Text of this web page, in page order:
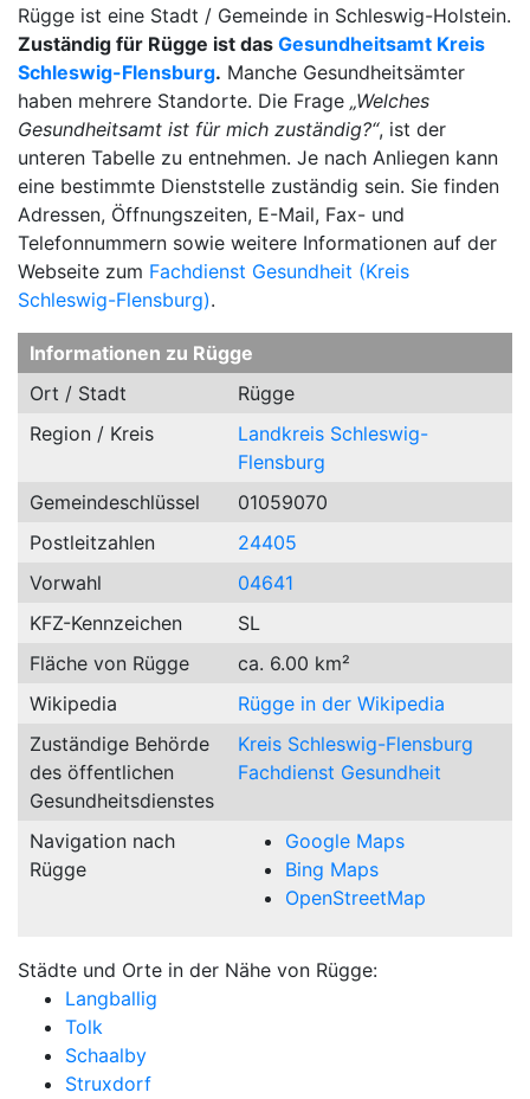
Rügge ist eine Stadt / Gemeinde in Schleswig-Holstein.
Zuständig für Rügge ist das Gesundheitsamt Kreis
Schleswig-Flensburg. Manche Gesundheitsämter
haben mehrere Standorte. Die Frage „Welches
Gesundheitsamt ist für mich zuständig?“, ist der
unteren Tabelle zu entnehmen. Je nach Anliegen kann
eine bestimmte Dienststelle zuständig sein. Sie finden
Adressen, Öffnungszeiten, E-Mail, Fax- und
Telefonnummern sowie weitere Informationen auf der
Webseite zum Fachdienst Gesundheit (Kreis
Schleswig-Flensburg).
Informationen zu Rügge
Ort / Stadt
Rügge
Region / Kreis
Landkreis Schleswig-
Flensburg
Gemeindeschlüssel
01059070
Postleitzahlen
24405
Vorwahl
04641
KFZ-Kennzeichen
SL
Fläche von Rügge
ca. 6.00 km²
Wikipedia
Rügge in der Wikipedia
Zuständige Behörde
des öffentlichen
Gesundheitsdienstes
Kreis Schleswig-Flensburg
Fachdienst Gesundheit
Navigation nach
Rügge
Google Maps
Bing Maps
OpenStreetMap
Städte und Orte in der Nähe von Rügge:
Langballig
Tolk
Schaalby
Struxdorf